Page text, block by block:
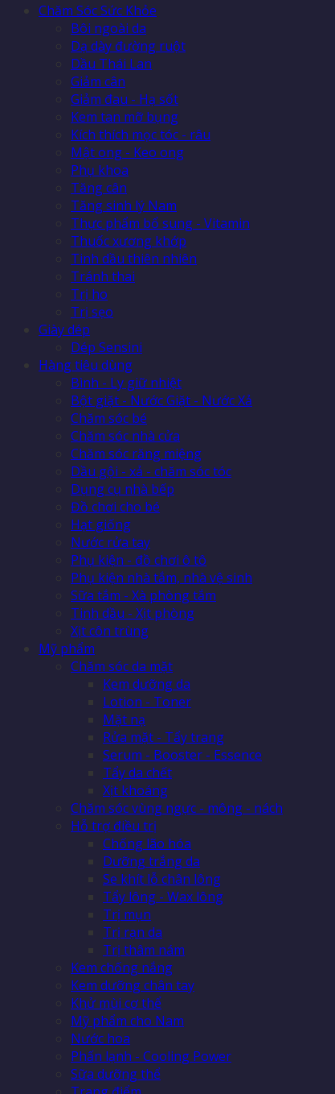
Chăm Sóc Sức Khỏe
Bôi ngoài da
Dạ dày đường ruột
Dầu Thái Lan
Giảm cân
Giảm đau - Hạ sốt
Kem tan mỡ bụng
Kích thích mọc tóc - râu
Mật ong - Keo ong
Phụ khoa
Tăng cân
Tăng sinh lý Nam
Thực phẩm bổ sung - Vitamin
Thuốc xương khớp
Tinh dầu thiên nhiên
Tránh thai
Trị ho
Trị sẹo
Giày dép
Dép Sensini
Hàng tiêu dùng
Bình - Ly giữ nhiệt
Bột giặt - Nước Giặt - Nước Xả
Chăm sóc bé
Chăm sóc nhà cửa
Chăm sóc răng miệng
Dầu gội - xả - chăm sóc tóc
Dụng cụ nhà bếp
Đồ chơi cho bé
Hạt giống
Nước rửa tay
Phụ kiện - đồ chơi ô tô
Phụ kiện nhà tắm, nhà vệ sinh
Sữa tắm - Xà phòng tắm
Tinh dầu - Xịt phòng
Xịt côn trùng
Mỹ phẩm
Chăm sóc da mặt
Kem dưỡng da
Lotion - Toner
Mặt nạ
Rửa mặt - Tẩy trang
Serum - Booster - Essence
Tẩy da chết
Xịt khoáng
Chăm sóc vùng ngực - mông - nách
Hỗ trợ điều trị
Chống lão hóa
Dưỡng trắng da
Se khít lỗ chân lông
Tẩy lông - Wax lông
Trị mụn
Trị rạn da
Trị thâm nám
Kem chống nắng
Kem dưỡng chân tay
Khử mùi cơ thể
Mỹ phẩm cho Nam
Nước hoa
Phấn lạnh - Cooling Power
Sữa dưỡng thể